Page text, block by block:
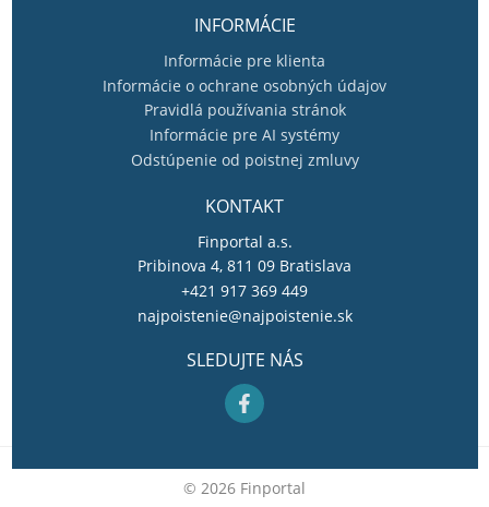
VYPOČÍTAJTE SI CENU POISTENIA
INFORMÁCIE
Informácie pre klienta
Informácie o ochrane osobných údajov
Pravidlá používania stránok
Informácie pre AI systémy
Odstúpenie od poistnej zmluvy
KONTAKT
Finportal a.s.
Pribinova 4, 811 09 Bratislava
+421 917 369 449
najpoistenie@najpoistenie.sk
SLEDUJTE NÁS
© 2026 Finportal